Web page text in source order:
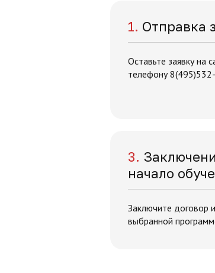
1. Отправка
3.
начало
Оставьте заявку на
телефону
Заключите договор
выбранной